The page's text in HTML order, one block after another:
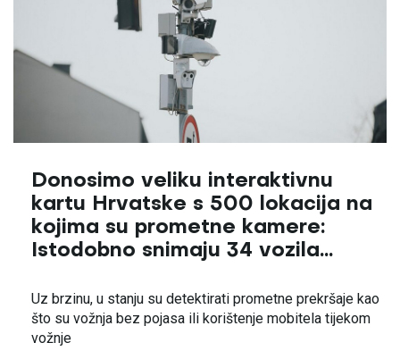
Donosimo veliku interaktivnu
kartu Hrvatske s 500 lokacija na
kojima su prometne kamere:
Istodobno snimaju 34 vozila...
Uz brzinu, u stanju su detektirati prometne prekršaje kao
što su vožnja bez pojasa ili korištenje mobitela tijekom
vožnje